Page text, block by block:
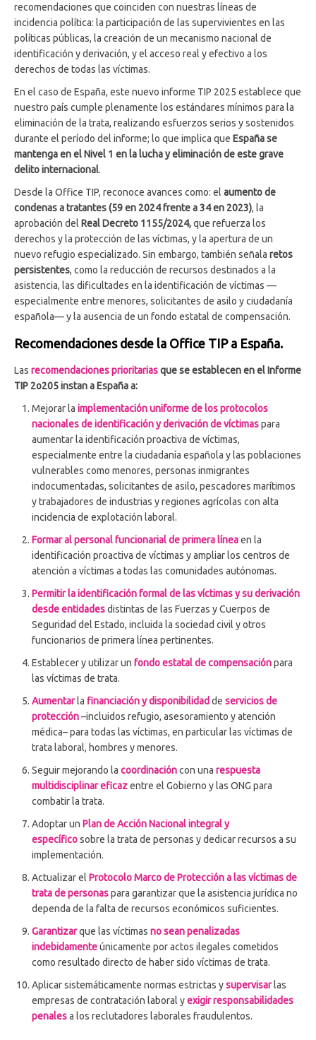
recomendaciones que coinciden con nuestras líneas de
incidencia política: la participación de las supervivientes en las
políticas públicas, la creación de un mecanismo nacional de
identificación y derivación, y el acceso real y efectivo a los
derechos de todas las víctimas.
En el caso de España, este nuevo informe TIP 2025 establece que
nuestro país cumple plenamente los estándares mínimos para la
eliminación de la trata, realizando esfuerzos serios y sostenidos
durante el período del informe; lo que implica que España se
mantenga en el Nivel 1 en la lucha y eliminación de este grave
delito internacional.
Desde la Office TIP, reconoce avances como: el aumento de
condenas a tratantes (59 en 2024 frente a 34 en 2023), la
aprobación del Real Decreto 1155/2024,que refuerza los
derechos y la protección de las víctimas, y la apertura de un
nuevo refugio especializado. Sin embargo, también señala retos
persistentes, como la reducción de recursos destinados a la
asistencia, las dificultades en la identificación de víctimas —
especialmente entre menores, solicitantes de asilo y ciudadanía
española— y la ausencia de un fondo estatal de compensación.
Recomendaciones desde la Office TIP a España.
Las recomendaciones prioritariasque se establecen en el Informe
TIP 2o205 instan a España a:
Mejorar la implementación uniforme de los protocolos
nacionales de identificación y derivación de víctimaspara
aumentar la identificación proactiva de víctimas,
especialmente entre la ciudadanía española y las poblaciones
vulnerables como menores, personas inmigrantes
indocumentadas, solicitantes de asilo, pescadores marítimos
y trabajadores de industrias y regiones agrícolas con alta
incidencia de explotación laboral.
Formar al personal funcionarial de primera líneaen la
identificación proactiva de víctimas y ampliar los centros de
atención a víctimas a todas las comunidades autónomas.
Permitir la identificación formal de las víctimas y su derivación
desde entidadesdistintas de las Fuerzas y Cuerpos de
Seguridad del Estado, incluida la sociedad civil y otros
funcionarios de primera línea pertinentes.
Establecer y utilizar un fondo estatal de compensaciónpara
las víctimas de trata.
Aumentar la financiación y disponibilidad de servicios de
protección–incluidos refugio, asesoramiento y atención
médica– para todas las víctimas, en particular las víctimas de
trata laboral, hombres y menores.
Seguir mejorando la coordinacióncon una respuesta
multidisciplinar eficazentre el Gobierno y las ONG para
combatir la trata.
Adoptar un Plan de Acción Nacional integral y
específicosobre la trata de personas y dedicar recursos a su
implementación.
Actualizar el Protocolo Marco de Protección a las víctimas de
trata de personaspara garantizar que la asistencia jurídica no
dependa de la falta de recursos económicos suficientes.
Garantizarque las víctimas no sean penalizadas
indebidamenteúnicamente por actos ilegales cometidos
como resultado directo de haber sido víctimas de trata.
Aplicar sistemáticamente normas estrictas ysupervisarlas
empresas de contratación laboral yexigir responsabilidades
penalesa los reclutadores laborales fraudulentos.